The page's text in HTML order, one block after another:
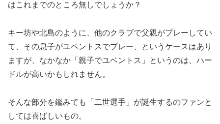
はこれまでのところ無しでしょうか？
キー坊や北島のように、他のクラブで父親がプレーしてい
て、その息子がユベントスでプレー、というケースはあり
ますが、なかなか「親子でユベントス」というのは、ハー
ドルが高いかもしれません。
そんな部分を鑑みても「二世選手」が誕生するのファンと
しては喜ばしいもの。